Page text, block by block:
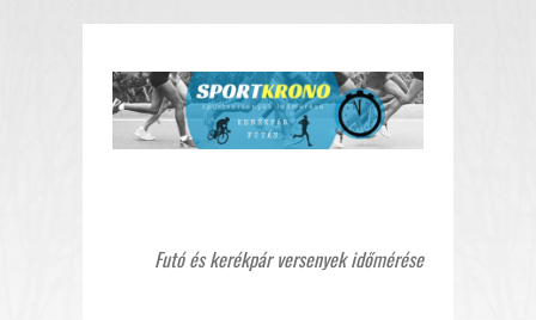
Futó és kerékpár versenyek időmérése